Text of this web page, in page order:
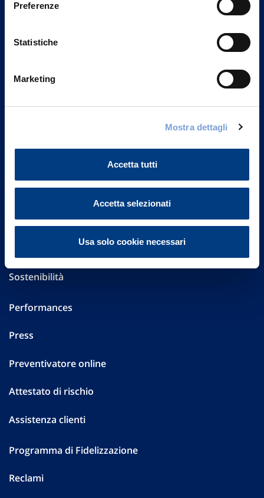
Preferenze
Statistiche
Marketing
Mostra dettagli
Accetta tutti
Accetta selezionati
Usa solo cookie necessari
Via Ignazio Gardella, 2
Governance
Investor Relations
Altre informazioni
Sostenibilità
Performances
Press
Preventivatore online
Attestato di rischio
Assistenza clienti
Programma di Fidelizzazione
Reclami